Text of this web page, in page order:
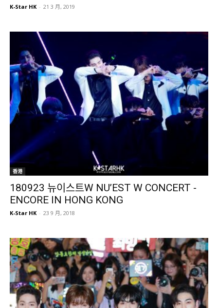
K-Star HK - 21 3 月, 2019
香港
180923 뉴이스트W NU’EST W CONCERT -
ENCORE IN HONG KONG
K-Star HK - 23 9 月, 2018